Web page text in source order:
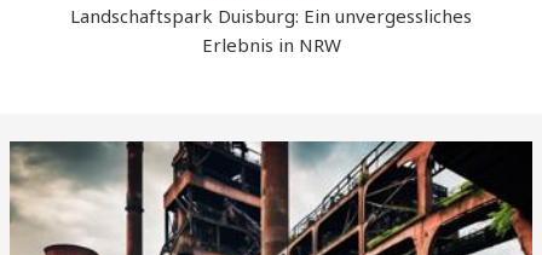
Landschaftspark Duisburg: Ein unvergessliches
Erlebnis in NRW